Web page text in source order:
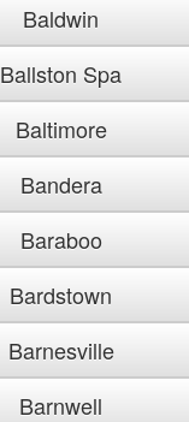
Baldwin
Ballston Spa
Baltimore
Bandera
Baraboo
Bardstown
Barnesville
Barnwell